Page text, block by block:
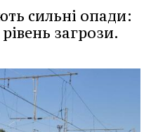
сильні опади:
загрози.